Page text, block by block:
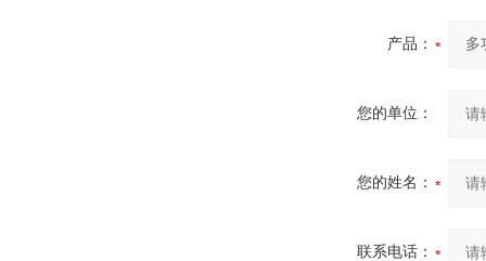
产品：
您的单位：
您的姓名：
联系电话：